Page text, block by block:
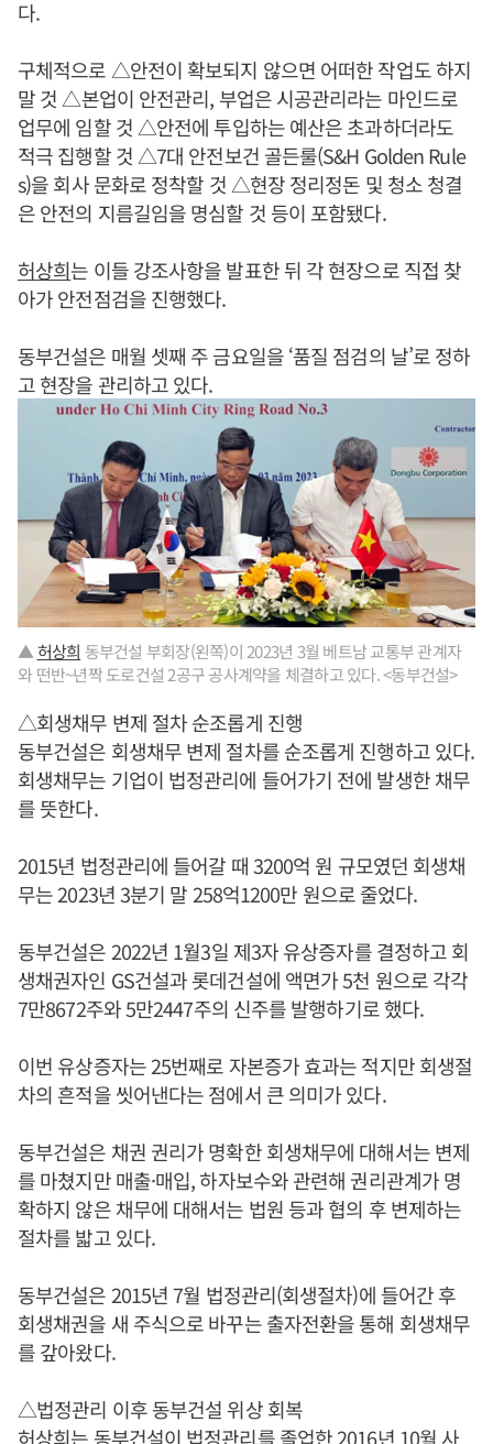
다.
구체적으로 △안전이 확보되지 않으면 어떠한 작업도 하지
말 것 △본업이 안전관리, 부업은 시공관리라는 마인드로
업무에 임할 것 △안전에 투입하는 예산은 초과하더라도
적극 집행할 것 △7대 안전보건 골든룰(S&H Golden Rule
s)을 회사 문화로 정착할 것 △현장 정리정돈 및 청소 청결
은 안전의 지름길임을 명심할 것 등이 포함됐다.
허상희는 이들 강조사항을 발표한 뒤 각 현장으로 직접 찾
아가 안전점검을 진행했다.
동부건설은 매월 셋째 주 금요일을 ‘품질 점검의 날’로 정하
고 현장을 관리하고 있다.
▲허상희 동부건설 부회장(왼쪽)이 2023년 3월 베트남 교통부 관계자
와 떤반~년짝 도로건설 2공구 공사계약을 체결하고 있다. <동부건설>
△회생채무 변제 절차 순조롭게 진행
동부건설은 회생채무 변제 절차를 순조롭게 진행하고 있다.
회생채무는 기업이 법정관리에 들어가기 전에 발생한 채무
를 뜻한다.
2015년 법정관리에 들어갈 때 3200억 원 규모였던 회생채
무는 2023년 3분기 말 258억1200만 원으로 줄었다.
동부건설은 2022년 1월3일 제3자 유상증자를 결정하고 회
생채권자인 GS건설과 롯데건설에 액면가 5천 원으로 각각
7만8672주와 5만2447주의 신주를 발행하기로 했다.
이번 유상증자는 25번째로 자본증가 효과는 적지만 회생절
차의 흔적을 씻어낸다는 점에서 큰 의미가 있다.
동부건설은 채권 권리가 명확한 회생채무에 대해서는 변제
를 마쳤지만 매출·매입, 하자보수와 관련해 권리관계가 명
확하지 않은 채무에 대해서는 법원 등과 협의 후 변제하는
절차를 밟고 있다.
동부건설은 2015년 7월 법정관리(회생절차)에 들어간 후
회생채권을 새 주식으로 바꾸는 출자전환을 통해 회생채무
를 갚아왔다.
△법정관리 이후 동부건설 위상 회복
허상희는 동부건설이 법정관리를 졸업한 2016년 10월 사